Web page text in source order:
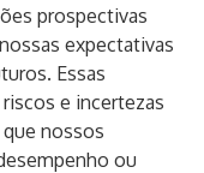
prospectivas
expectativas
Essas
e incertezas
nossos
ou